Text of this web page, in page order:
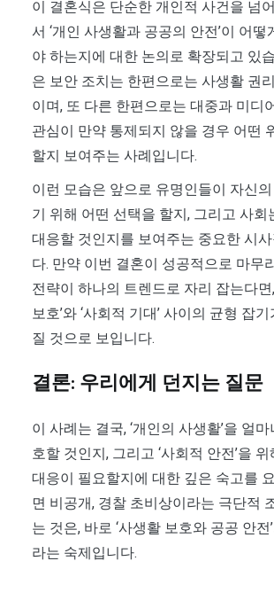
이 결혼식은 단순한 개인적 사건을 넘
서 ‘개인 사생활과 공공의 안전’이 어떻
야 하는지에 대한 논의로 확장되고 있
은 보안 조치는 한편으로는 사생활 권
이며, 또 다른 한편으로는 대중과 미디
관심이 만약 통제되지 않을 경우 어떤
할지 보여주는 사례입니다.
이런 모습은 앞으로 유명인들이 자신의
기 위해 어떤 선택을 할지, 그리고 사회
대응할 것인지를 보여주는 중요한 시사
다. 만약 이번 결혼이 성공적으로 마무
전략이 하나의 트렌드로 자리 잡는다면,
보호’와 ‘사회적 기대’ 사이의 균형 잡
질 것으로 보입니다.
결론: 우리에게 던지는 질문
이 사례는 결국, ‘개인의 사생활’을 얼
호할 것인지, 그리고 ‘사회적 안전’을
대응이 필요할지에 대한 깊은 숙고를
면 비공개, 경찰 초비상이라는 극단적
는 것은, 바로 ‘사생활 보호와 공공 안전
라는 숙제입니다.